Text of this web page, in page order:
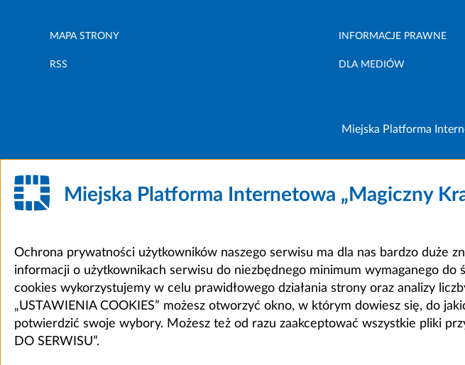
MAPA STRONY INFORMACJE PRAWNE
RSS DLA MEDIÓW
Miejska Platforma
Miejska Platforma Internetowa „Magiczny
Ochrona prywatności użytkowników naszego serwisu ma dla nas bardzo duże
informacji o użytkownikach serwisu do niezbędnego minimum wymaganego do
cookies wykorzystujemy w celu prawidłowego działania strony oraz analizy
„USTAWIENIA COOKIES” możesz otworzyć okno, w którym dowiesz się, do
potwierdzić swoje wybory. Możesz też od razu zaakceptować wszystkie pliki
DO SERWISU”.